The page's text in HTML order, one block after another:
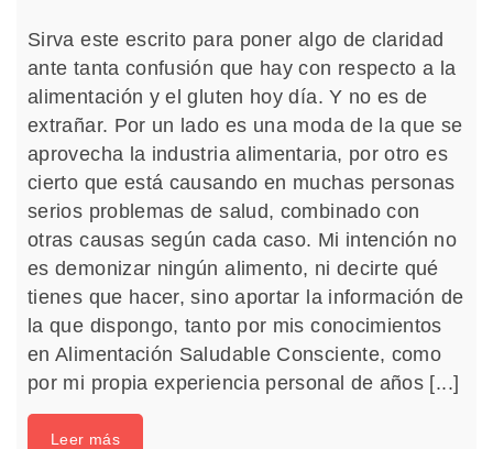
Sirva este escrito para poner algo de claridad
ante tanta confusión que hay con respecto a la
alimentación y el gluten hoy día. Y no es de
extrañar. Por un lado es una moda de la que se
aprovecha la industria alimentaria, por otro es
cierto que está causando en muchas personas
serios problemas de salud, combinado con
otras causas según cada caso. Mi intención no
es demonizar ningún alimento, ni decirte qué
tienes que hacer, sino aportar la información de
la que dispongo, tanto por mis conocimientos
en Alimentación Saludable Consciente, como
por mi propia experiencia personal de años [...]
Leer más